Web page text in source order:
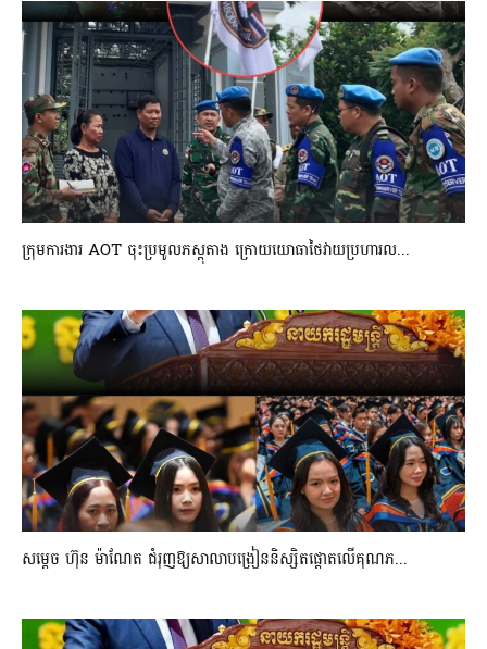
ក្រុមការងារ AOT ចុះប្រមូលភស្តុតាង ក្រោយយោធាថៃវាយប្រហារល...
សម្តេច ហ៊ុន ម៉ាណែត ជំរុញឱ្យសាលាបង្រៀននិស្សិតផ្តោតលើគុណភ...